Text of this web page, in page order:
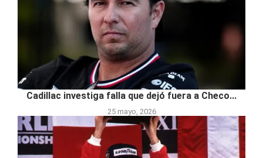
Cadillac investiga falla que dejó fuera a Checo...
25 mayo, 2026